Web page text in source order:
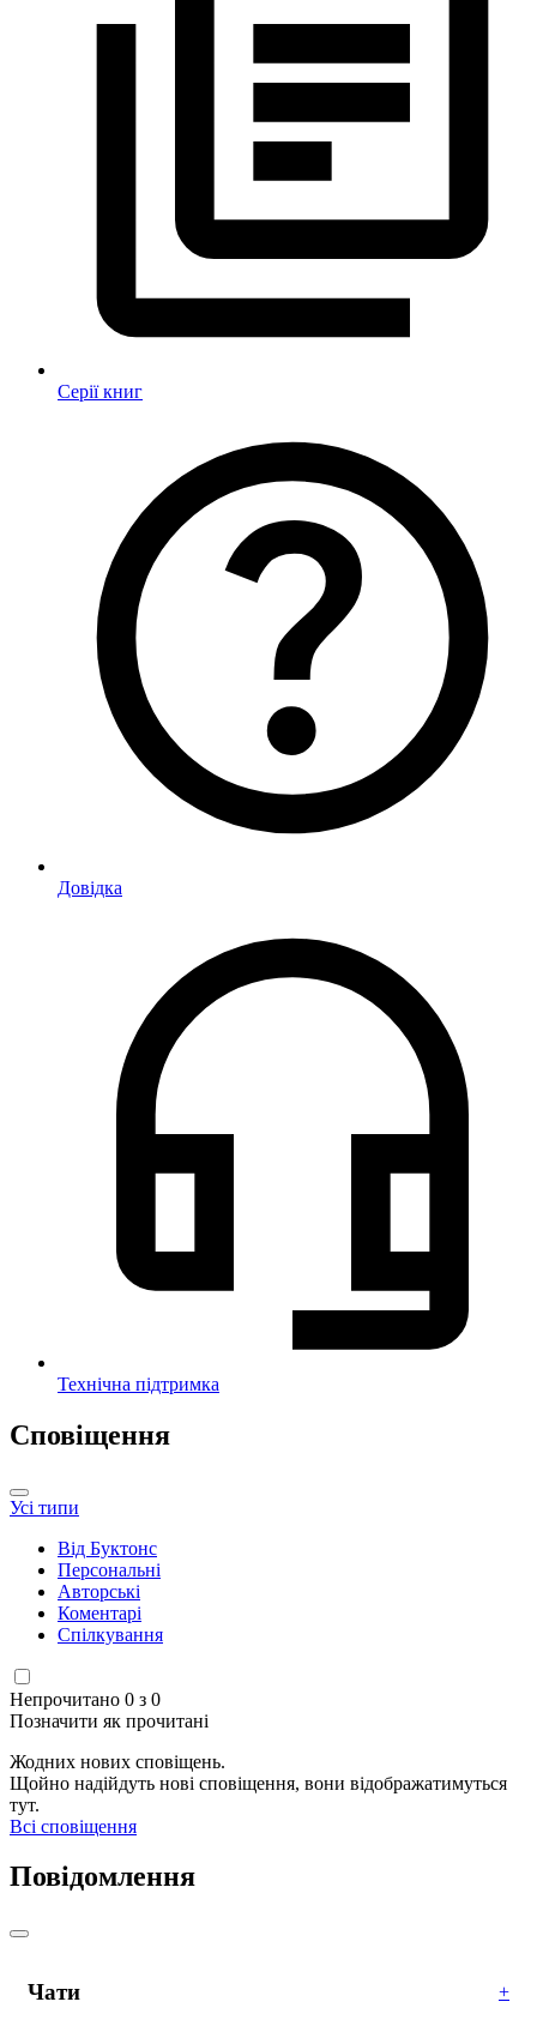
Серії книг
Довідка
Технічна підтримка
Сповіщення
Усі типи
Від Буктонс
Персональні
Авторські
Коментарі
Спілкування
Непрочитано 0 з 0
Позначити як прочитані
Жодних нових сповіщень.
Щойно надійдуть нові сповіщення, вони відображатимуться
тут.
Всі сповіщення
Повідомлення
Чати +